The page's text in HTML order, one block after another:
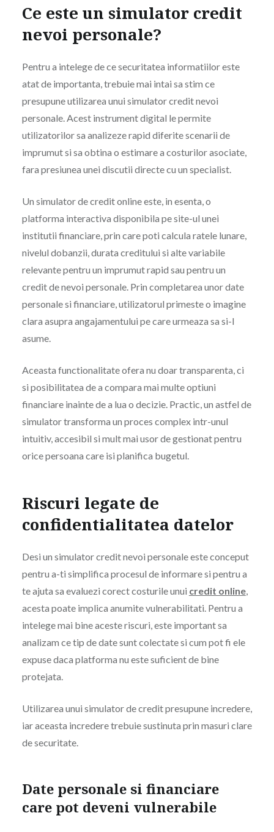
Ce este un simulator credit
nevoi personale?
Pentru a intelege de ce securitatea informatiilor este
atat de importanta, trebuie mai intai sa stim ce
presupune utilizarea unui simulator credit nevoi
personale. Acest instrument digital le permite
utilizatorilor sa analizeze rapid diferite scenarii de
imprumut si sa obtina o estimare a costurilor asociate,
fara presiunea unei discutii directe cu un specialist.
Un simulator de credit online este, in esenta, o
platforma interactiva disponibila pe site-ul unei
institutii financiare, prin care poti calcula ratele lunare,
nivelul dobanzii, durata creditului si alte variabile
relevante pentru un imprumut rapid sau pentru un
credit de nevoi personale. Prin completarea unor date
personale si financiare, utilizatorul primeste o imagine
clara asupra angajamentului pe care urmeaza sa si-l
asume.
Aceasta functionalitate ofera nu doar transparenta, ci
si posibilitatea de a compara mai multe optiuni
financiare inainte de a lua o decizie. Practic, un astfel de
simulator transforma un proces complex intr-unul
intuitiv, accesibil si mult mai usor de gestionat pentru
orice persoana care isi planifica bugetul.
Riscuri legate de
confidentialitatea datelor
Desi un simulator credit nevoi personale este conceput
pentru a-ti simplifica procesul de informare si pentru a
te ajuta sa evaluezi corect costurile unui credit online,
acesta poate implica anumite vulnerabilitati. Pentru a
intelege mai bine aceste riscuri, este important sa
analizam ce tip de date sunt colectate si cum pot fi ele
expuse daca platforma nu este suficient de bine
protejata.
Utilizarea unui simulator de credit presupune incredere,
iar aceasta incredere trebuie sustinuta prin masuri clare
de securitate.
Date personale si financiare
care pot deveni vulnerabile